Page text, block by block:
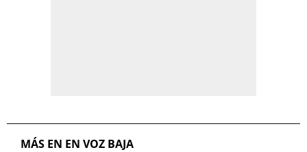
MÁS EN EN VOZ BAJA